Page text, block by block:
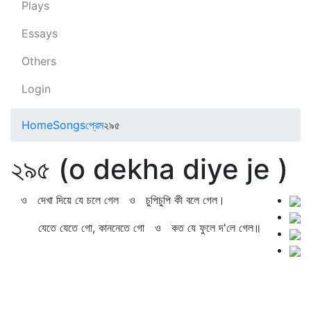
Plays
Essays
Others
Login
HomeSongsপ্রেম২৯৫
২৯৫ (o dekha diye je )
ও দেখা দিয়ে যে চলে গেল ও চুপিচুপি কী বলে গেল।
যেতে যেতে গো, কাননেতে গো ও কত যে ফুলে দ'লে গেল॥